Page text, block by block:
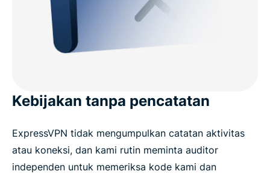
Kebijakan tanpa pencatatan
ExpressVPN tidak mengumpulkan catatan aktivitas
atau koneksi, dan kami rutin meminta auditor
independen untuk memeriksa kode kami dan